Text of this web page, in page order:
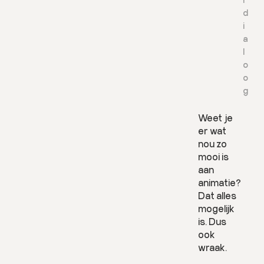
d
i
a
l
o
o
g
Weet je
er wat
nou zo
mooi is
aan
animatie?
Dat alles
mogelijk
is. Dus
ook
wraak.
L
e